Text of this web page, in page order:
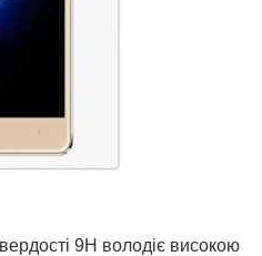
9H володіє високою